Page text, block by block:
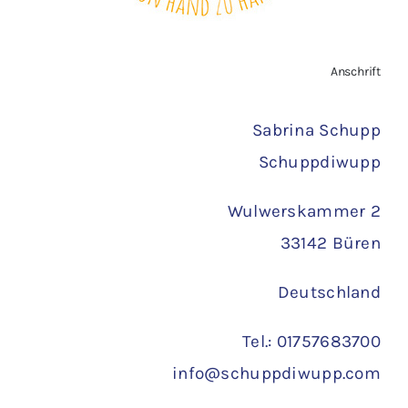
Anschrift
Sabrina Schupp
Schuppdiwupp
Wulwerskammer 2
33142 Büren
Deutschland
Tel.: 01757683700
info@schuppdiwupp.com